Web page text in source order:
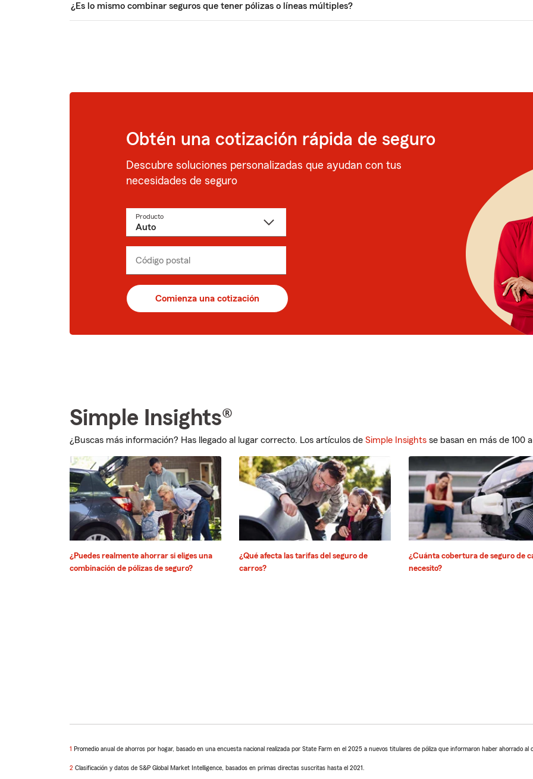
¿Es lo mismo combinar seguros que tener pólizas o líneas múltiples?
Obtén una cotización rápida de seguro
Descubre soluciones personalizadas que ayudan con tus
necesidades de seguro
Producto
Código postal
de
5
_____
Comienza una cotización
Simple Insights®
¿Buscas más información? Has llegado al lugar correcto. Los artículos de Simple Insights se basan en más de 100
¿Puedes realmente ahorrar si eliges una
combinación de pólizas de seguro?
¿Qué afecta las tarifas del seguro de
carros?
¿Cuánta cobertura de seguro de
necesito?
1 Return
reference
Promedio anual de ahorros por hogar, basado en una encuesta nacional realizada por State Farm en el 2025 a nuevos titulares de póliza que informaron haber ahorrado al
2 Return
Clasificación y datos de S&P Global Market Intelligence, basados en primas directas suscritas hasta el 2021.